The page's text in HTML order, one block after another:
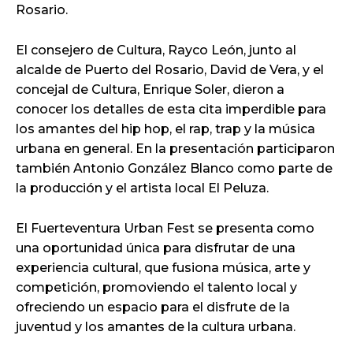
Rosario.
El consejero de Cultura, Rayco León, junto al
alcalde de Puerto del Rosario, David de Vera, y el
concejal de Cultura, Enrique Soler, dieron a
conocer los detalles de esta cita imperdible para
los amantes del hip hop, el rap, trap y la música
urbana en general. En la presentación participaron
también Antonio González Blanco como parte de
la producción y el artista local El Peluza.
El Fuerteventura Urban Fest se presenta como
una oportunidad única para disfrutar de una
experiencia cultural, que fusiona música, arte y
competición, promoviendo el talento local y
ofreciendo un espacio para el disfrute de la
juventud y los amantes de la cultura urbana.